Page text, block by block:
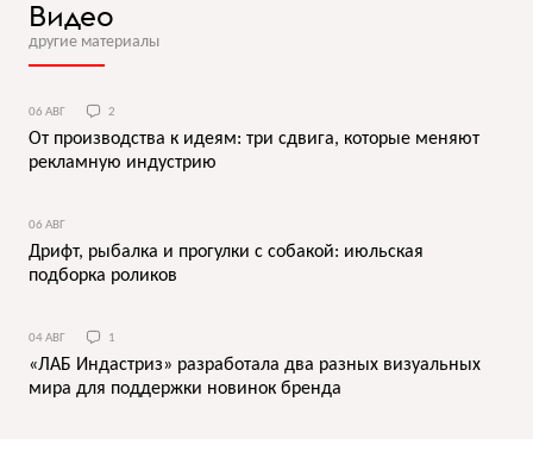
Видео
другие материалы
06 АВГ 2
От производства к идеям: три сдвига, которые меняют
рекламную индустрию
06 АВГ
Дрифт, рыбалка и прогулки с собакой: июльская
подборка роликов
04 АВГ 1
«ЛАБ Индастриз» разработала два разных визуальных
мира для поддержки новинок бренда